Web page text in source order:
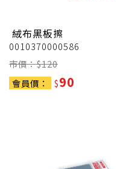
絨布黑板擦
0010370000586
市價：$120
會員價：
$90